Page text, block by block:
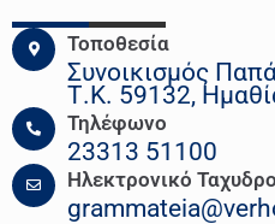
Τοποθεσία
Συνοικισμός
Τ.Κ. 59132,
Τηλέφωνο
23313 51100
Ηλεκτρονικό